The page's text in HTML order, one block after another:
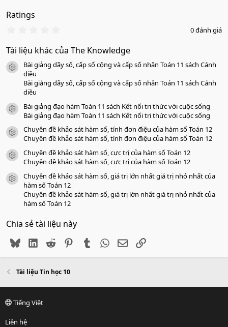
Ratings
0
0
a
0 đánh giá
Tài liệu khác của The Knowledge
icon tài liệu
Bài giảng dãy số, cấp số cộng và cấp số nhân Toán 11 sách Cánh
diều
Bài giảng dãy số, cấp số cộng và cấp số nhân Toán 11 sách Cánh
diều
icon tài liệu
Bài giảng đạo hàm Toán 11 sách Kết nối tri thức với cuộc sống
Bài giảng đạo hàm Toán 11 sách Kết nối tri thức với cuộc sống
icon tài liệu
Chuyên đề khảo sát hàm số, tính đơn điệu của hàm số Toán 12
Chuyên đề khảo sát hàm số, tính đơn điệu của hàm số Toán 12
icon tài liệu
Chuyên đề khảo sát hàm số, cực trị của hàm số Toán 12
Chuyên đề khảo sát hàm số, cực trị của hàm số Toán 12
icon tài liệu
Chuyên đề khảo sát hàm số, giá trị lớn nhất giá trị nhỏ nhất của
hàm số Toán 12
Chuyên đề khảo sát hàm số, giá trị lớn nhất giá trị nhỏ nhất của
hàm số Toán 12
Chia sẻ tài liệu này
BlueskyLinkedIn
Reddit PinterestTumblr WhatsApp
EmailLink
Tài liệu Tin học 10
Tiếng Việt
Liên hệ